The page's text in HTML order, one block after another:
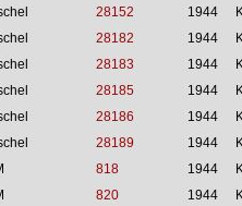
28152 1944
28182 1944
28183 1944
28185 1944
28186 1944
28189 1944
818 1944
820 1944